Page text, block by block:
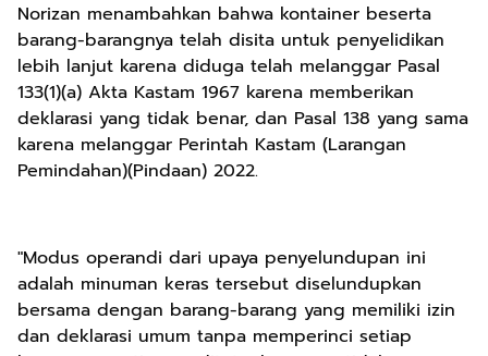
Norizan menambahkan bahwa kontainer beserta
barang-barangnya telah disita untuk penyelidikan
lebih lanjut karena diduga telah melanggar Pasal
133(1)(a) Akta Kastam 1967 karena memberikan
deklarasi yang tidak benar, dan Pasal 138 yang sama
karena melanggar Perintah Kastam (Larangan
Pemindahan)(Pindaan) 2022.
"Modus operandi dari upaya penyelundupan ini
adalah minuman keras tersebut diselundupkan
bersama dengan barang-barang yang memiliki izin
dan deklarasi umum tanpa memperinci setiap